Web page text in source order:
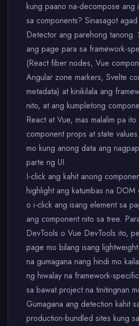
kung paano na-decompose ang
sa components? Sinasagot
Detector ang parehong tanong.
ang page para sa framework-
(React fiber nodes, Vue
Angular zone markers, Svelte
metadata) at kinikilala ang
nito, at ang kumpletong
React at Vue, mas malalim pa
component props at state
mo kung anong data ang
parte ng UI.
I-click ang kahit anong
highlight ang katumbas na
o i-click ang isang element sa
ang component nito sa tree.
DevTools o Vue DevTools ito,
page mo bilang isang
na gumagana nang hindi mo
ng hiwalay na framework-
sa bawat project na tinitingnan
Gumagana ang detection kahit
production-bundled sites kung